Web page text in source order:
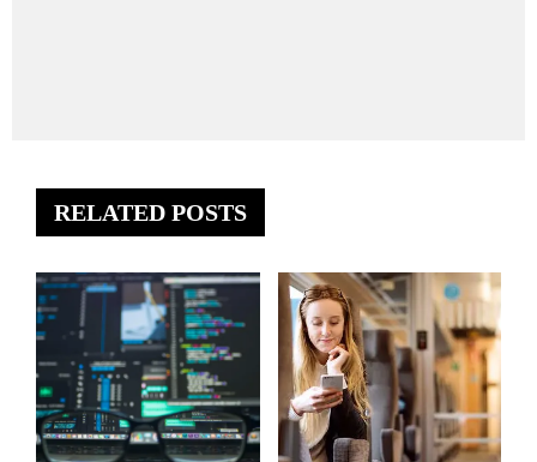
RELATED POSTS